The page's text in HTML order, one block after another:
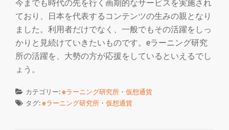
今までも時代の先を行く画期的なサービスを実施され
ており、日本を代表するコンテンツの生みの親となり
ました。利用者だけでなく、一般でもその活躍をしっ
かりと見続けていきたいものです。eラーニング研究
所の活躍を、大勢の方が応援をしているといえるでし
ょう。
カテゴリー: eラーニング研究所 ・ 仮想通貨
タグ: eラーニング研究所 ・ 仮想通貨